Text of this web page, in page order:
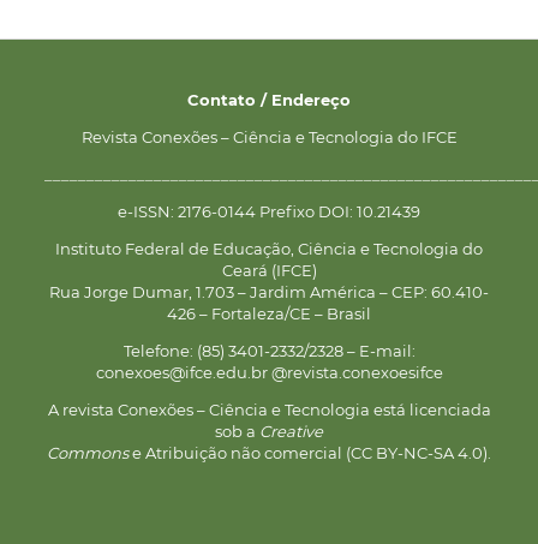
Contato / Endereço
Revista Conexões – Ciência e Tecnologia do IFCE
e-ISSN: 2176-0144 Prefixo DOI: 10.21439
Instituto Federal de Educação, Ciência e Tecnologia do
Ceará (IFCE)
Rua Jorge Dumar, 1.703 – Jardim América – CEP: 60.410-
426 – Fortaleza/CE – Brasil
Telefone: (85) 3401-2332/2328 – E-mail:
conexoes@ifce.edu.br @revista.conexoesifce
A revista Conexões – Ciência e Tecnologia está licenciada
sob a Creative
Commonse Atribuição não comercial (CC BY-NC-SA 4.0).